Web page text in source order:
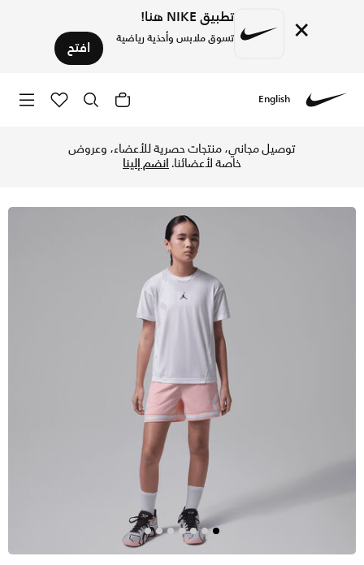
× تطبيق NIKE هنا!
تسوق ملابس وأحذية رياضية افتح
English
توصيل مجاني، منتجات حصرية للأعضاء، وعروض
خاصة لأعضائنا.انضم إلينا